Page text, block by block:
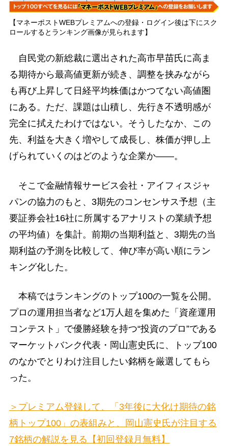
【マネーポストWEBプレミアムへの登録・ログイン後は下にスク
ロールするとランキング画像が見られます】
自民党の新総裁に選出された高市早苗氏に高ま
る期待から最高値更新が続き、調整を挟みながら
も再び上昇して日経平均株価はかつてない高値圏
にある。ただ、課題は山積し、先行き不透明感が
完全に拭えたわけではない。そうしたなか、この
先、利益を大きく増やして成長し、株価が押し上
げられていくのはどのような企業か――。
そこで金融情報サービス会社・アイフィスジャ
パンの協力のもと、3期先のコンセンサス予想（主
要証券会社16社に所属するアナリストの業績予想
の平均値）を集計。前期の当期利益と、3期先の当
期利益の予測を比較して、伸び率が高い順にラン
キング化した。
本稿ではランキングのトップ100の一覧を公開。
プロの運用担当者など1万人超を集めた「資産運用
コンテスト」で優勝経験を持つ“投資のプロ”である
マーケットバンク代表・岡山憲史氏に、トップ100
のなかでとりわけ注目したい銘柄を厳選してもら
った。
＞プレミアム登録して、「3年後に大化け期待の銘
柄トップ100」の表組みと、岡山憲史氏が注目する
7銘柄の解説を見る【初回登録月無料】